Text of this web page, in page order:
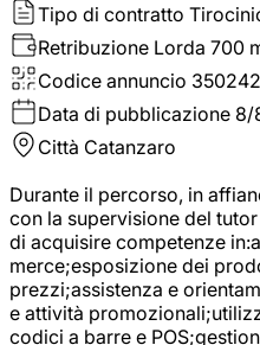
Tipo di contratto
Retribuzione Lorda 700
Codice annuncio 350242
Data di pubblicazione 8/
Città Catanzaro
Durante il percorso, in
con la supervisione del
di acquisire competenze
merce;esposizione dei
prezzi;assistenza e
e attività
codici a barre e